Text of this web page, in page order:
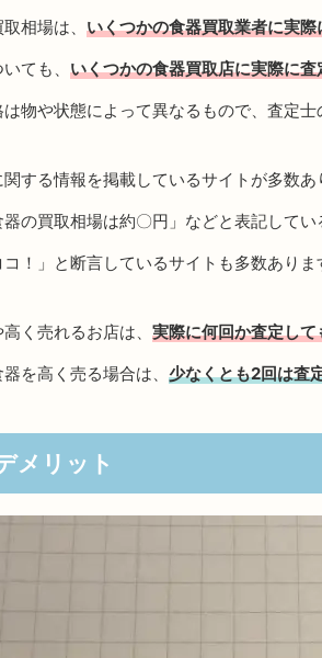
相場は、 いくつかの食器買取業者に実
ても、 いくつかの食器買取店に実際に
物や状態によって異なるもので、査定士
する情報を掲載しているサイトが多数あ
の買取相場は約〇円」などと表記してい
！」と断言しているサイトも多数ありま
く売れるお店は、 実際に何回か査定し
を高く売る場合は、 少なくとも2回は査
メリット